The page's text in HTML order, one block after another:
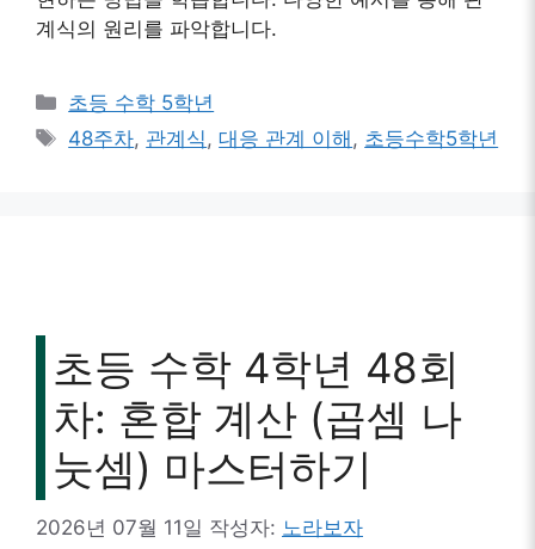
계식의 원리를 파악합니다.
카
테
초등 수학 5학년
태
48주차, 관계식 ,대응 관계 이해 , 초등수학5학년
초등 수학 4학년 48회
차: 혼합 계산 (곱셈 나
눗셈) 마스터하기
2026년 07월 11일 작성자: 노라보자